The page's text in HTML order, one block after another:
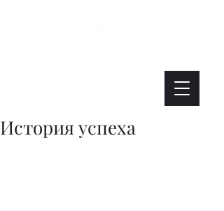
История успеха